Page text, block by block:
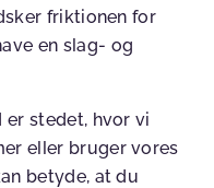
friktionen for
en slag- og
stedet, hvor vi
eller bruger vores
betyde, at du